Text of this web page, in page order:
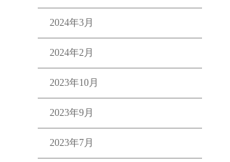
2024年3月
2024年2月
2023年10月
2023年9月
2023年7月